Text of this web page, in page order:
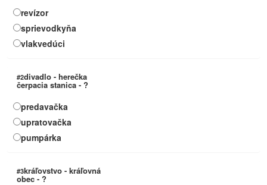
revízor
sprievodkyňa
vlakvedúci
#2divadlo - herečka
čerpacia stanica - ?
predavačka
upratovačka
pumpárka
#3kráľovstvo - kráľovná
obec - ?